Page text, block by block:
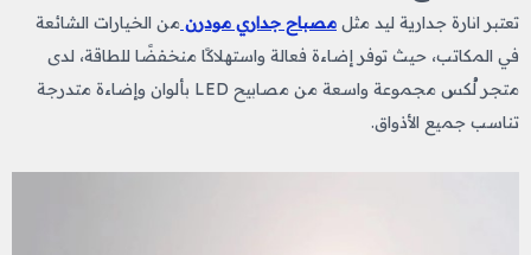
تعتبر انارة جدارية ليد مثل مصباح جداري مودرن من الخيارات الشائعة
في المكاتب، حيث توفر إضاءة فعالة واستهلاكًا منخفضًا للطاقة، لدى
متجر لُكس مجموعة واسعة من مصابيح LED بألوان وإضاءة متدرجة
تناسب جميع الأذواق.